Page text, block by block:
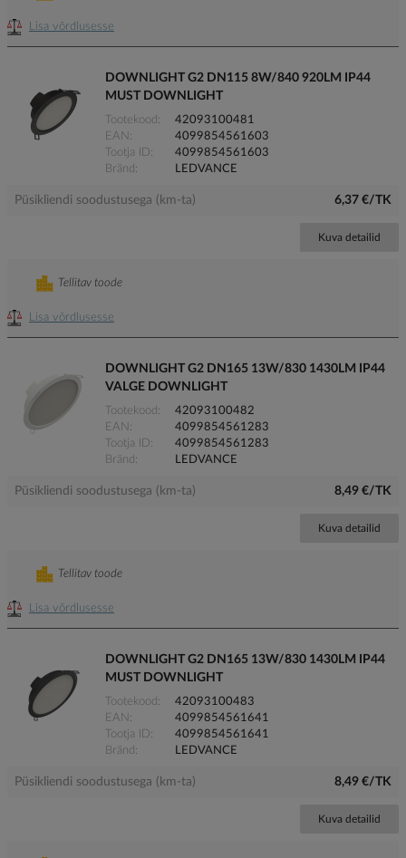
Lisa võrdlusesse
DOWNLIGHT G2 DN115 8W/840 920LM IP44
MUST DOWNLIGHT
Tootekood
42093100481
EAN
4099854561603
Tootja ID
4099854561603
Bränd
LEDVANCE
Püsikliendi soodustusega (km-ta) 6,37 €/TK
Kuva detailid
Lisa võrdlusesse
Tellitav toode
DOWNLIGHT G2 DN165 13W/830 1430LM IP44
VALGE DOWNLIGHT
Tootekood
42093100482
EAN
4099854561283
Tootja ID
4099854561283
Bränd
LEDVANCE
Püsikliendi soodustusega (km-ta) 8,49 €/TK
Kuva detailid
Lisa võrdlusesse
Tellitav toode
DOWNLIGHT G2 DN165 13W/830 1430LM IP44
MUST DOWNLIGHT
Tootekood
42093100483
EAN
4099854561641
Tootja ID
4099854561641
Bränd
LEDVANCE
Püsikliendi soodustusega (km-ta) 8,49 €/TK
Kuva detailid